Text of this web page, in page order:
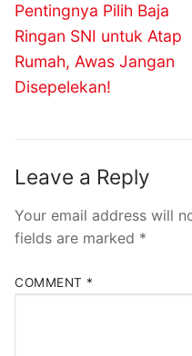
Pentingnya Pilih Baja
Ringan SNI untuk Atap
Rumah, Awas Jangan
Disepelekan!
Leave a Reply
Your email address will
fields are marked *
COMMENT *